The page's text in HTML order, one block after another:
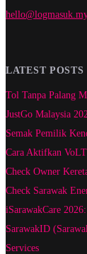
LATEST POSTS
Tol Tanpa Palang
JustGo Malaysia
Semak Pemilik
Cara Aktifkan
Check Owner
Check Sarawak
iSarawakCare
SarawakID
Services